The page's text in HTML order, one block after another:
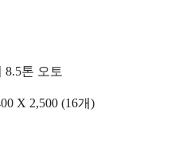
8.5톤 오토
X 2,500 (16개)